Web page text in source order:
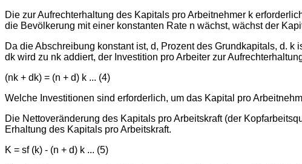
Die zur Aufrechterhaltung des Kapitals pro Arbeitnehmer k
die Bevölkerung mit einer konstanten Rate n wächst, wächst der
Da die Abschreibung konstant ist, d, Prozent des Grundkapitals, d.
dk wird zu nk addiert, der Investition pro Arbeiter zur
(nk + dk) = (n + d) k ... (4)
Welche Investitionen sind erforderlich, um das Kapital pro
Die Nettoveränderung des Kapitals pro Arbeitskraft (der
Erhaltung des Kapitals pro Arbeitskraft.
K = sf (k) - (n + d) k ... (5)